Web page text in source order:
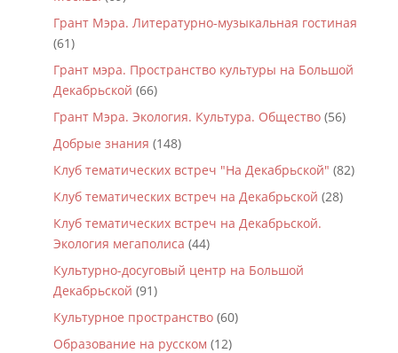
Грант Мэра. Литературно-музыкальная гостиная
(61)
Грант мэра. Пространство культуры на Большой
Декабрьской (66)
Грант Мэра. Экология. Культура. Общество(56)
Добрые знания (148)
Клуб тематических встреч "На Декабрьской" (82)
Клуб тематических встреч на Декабрьской (28)
Клуб тематических встреч на Декабрьской.
Экология мегаполиса (44)
Культурно-досуговый центр на Большой
Декабрьской (91)
Культурное пространство(60)
Образование на русском (12)